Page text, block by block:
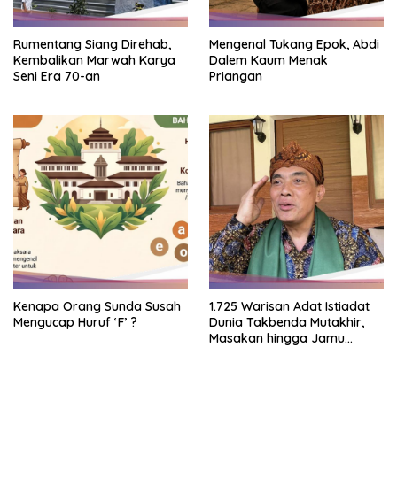
Rumentang Siang Direhab,
Kembalikan Marwah Karya
Seni Era 70-an
Mengenal Tukang Epok, Abdi
Dalem Kaum Menak
Priangan
Kenapa Orang Sunda Susah
Mengucap Huruf ‘F’ ?
1.725 Warisan Adat Istiadat
Dunia Takbenda Mutakhir,
Masakan hingga Jamu